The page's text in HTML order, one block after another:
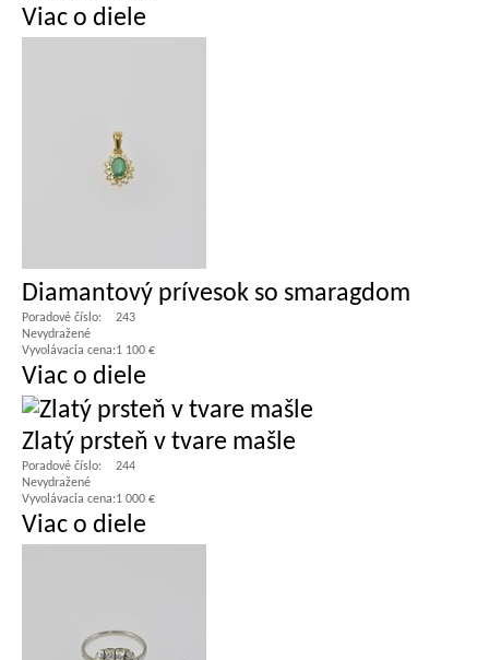
Viac o diele
Diamantový prívesok so smaragdom
Poradové číslo:
243
Nevydražené
Vyvolávacia cena:1 100 €
Viac o diele
Zlatý prsteň v tvare mašle
Poradové číslo:
244
Nevydražené
Vyvolávacia cena:1 000 €
Viac o diele